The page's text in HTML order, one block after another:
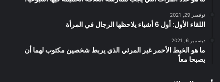
نوفمبر 29, 2021
اللقاء الأول: أول 6 أشياء يلاحظها الرجال في المرأة
ديسمبر 6, 2021
ما هو الخيط الأحمر غير المرئي الذي يربط شخصين مكتوب لهما أن
يصبحا معاً